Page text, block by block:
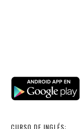
CURSO DE INGLÉS: